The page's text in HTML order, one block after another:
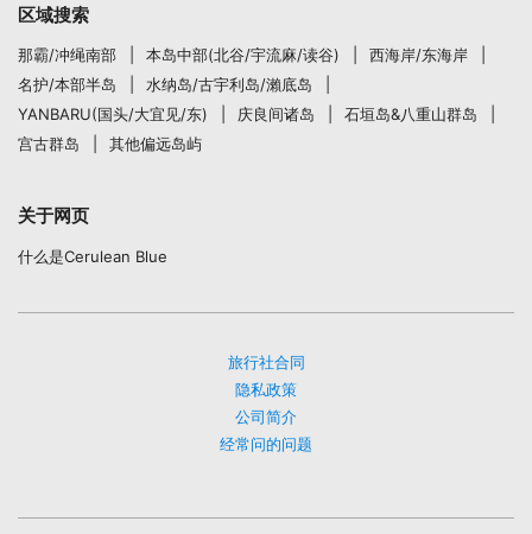
区域搜索
那霸/冲绳南部 本岛中部(北谷/宇流麻/读谷)
西海岸/东海岸
名护/本部半岛
水纳岛/古宇利岛/瀨底岛
YANBARU(国头/大宜见/东)
庆良间诸岛
石垣岛&八重山群岛
宫古群岛
其他偏远岛屿
关于网页
什么是Cerulean Blue
旅行社合同
隐私政策
公司简介
经常问的问题